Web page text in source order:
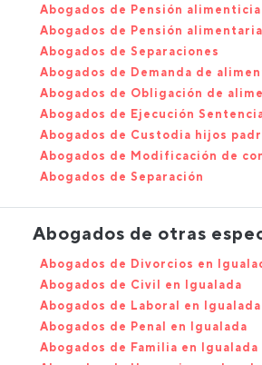
Abogados de Pensión alimenticia
Abogados de Pensión alimentaria
Abogados de Separaciones
Abogados de Demanda de
Abogados de Obligación de
Abogados de Ejecución
Abogados de Custodia hijos
Abogados de Modificación de
Abogados de Separación
Abogados de otras
Abogados de Divorcios en
Abogados de Civil en Igualada
Abogados de Laboral en Igualada
Abogados de Penal en Igualada
Abogados de Familia en Igualada